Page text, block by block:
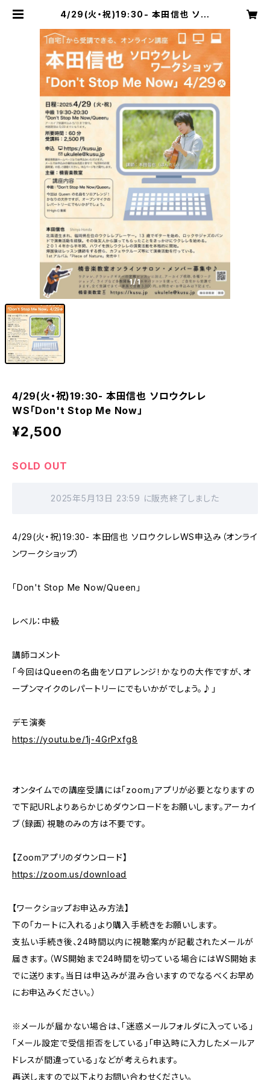
4/29(火・祝)19:30- 本田信也 ソロ
1/1
4/29(火・祝)19:30- 本田信也 ソロウクレレ
WS「Don't Stop Me Now」
¥2,500
SOLD OUT
2025年5月13日 23:59 に販売終了しました
4/29(火・祝)19:30- 本田信也 ソロウクレレWS申込み（オンライ
ンワークショップ）
「Don't Stop Me Now/Queen」
レベル：中級
講師コメント
「今回はQueenの名曲をソロアレンジ！かなりの大作ですが、オ
ープンマイクのレパートリーにでもいかがでしょう。♪」
デモ演奏
https://youtu.be/1j-4GrPxfg8
オンタイムでの講座受講には「zoom」アプリが必要となりますの
で下記URLよりあらかじめダウンロードをお願いします。アーカイ
ブ（録画）視聴のみの方は不要です。
【Zoomアプリのダウンロード】
https://zoom.us/download
【ワークショップお申込み方法】
下の「カートに入れる」より購入手続きをお願いします。
支払い手続き後、24時間以内に視聴案内が記載されたメールが
届きます。（WS開始まで24時間を切っている場合にはWS開始ま
でに送ります。当日は申込みが混み合いますのでなるべくお早め
にお申込みください。）
※メールが届かない場合は、「迷惑メールフォルダに入っている」
「メール設定で受信拒否をしている」「申込時に入力したメールア
ドレスが間違っている」などが考えられます。
再送しますので以下よりお問い合わせください。